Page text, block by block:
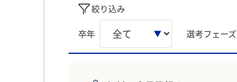
絞り込み
卒年 選考フェーズ